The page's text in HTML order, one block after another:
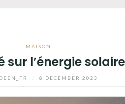
MAISON
sur l’énergie
8 DECEMBER 2023